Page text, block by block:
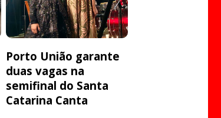
Porto União garante
duas vagas na
semifinal do Santa
Catarina Canta